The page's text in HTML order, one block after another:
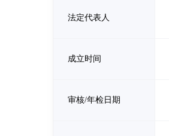
法定代表人
成立时间
审核/年检日期